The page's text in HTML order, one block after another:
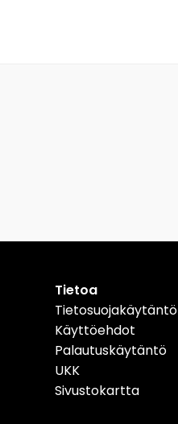
Tietoa
Tietosuojakäytäntö
Käyttöehdot
Palautuskäytäntö
UKK
Sivustokartta